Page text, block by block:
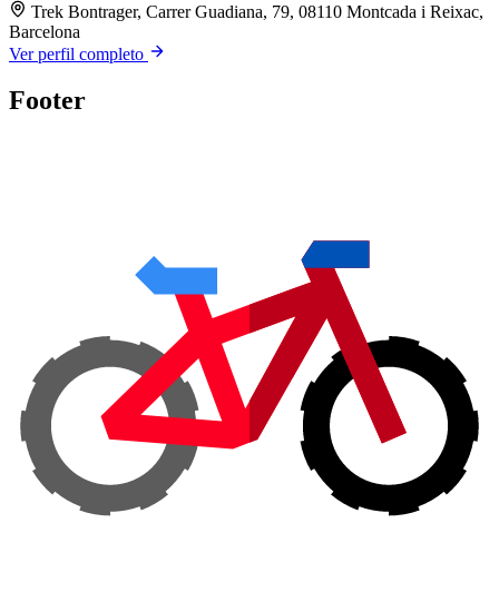
Trek Bontrager, Carrer Guadiana, 79, 08110 Montcada i Reixac,
Barcelona
Ver perfil completo
Footer